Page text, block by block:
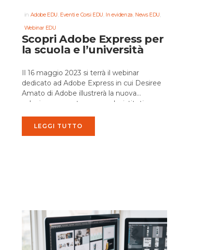
in Adobe EDU, Eventi e Corsi EDU, In evidenza, News EDU,
Webinar EDU
Scopri Adobe Express per
la scuola e l’università
Il 16 maggio 2023 si terrà il webinar
dedicato ad Adobe Express in cui Desiree
Amato di Adobe illustrerà la nuova
soluzione pensata per scuole, istituti e
LEGGI TUTTO